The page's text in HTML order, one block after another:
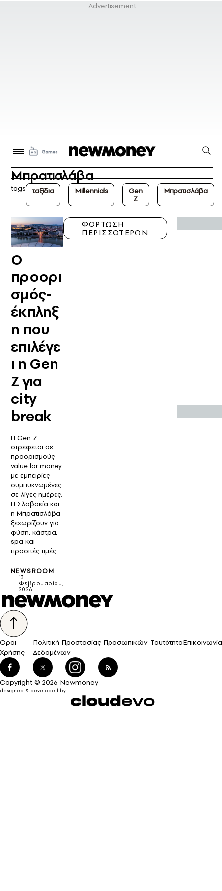
Μπρατισλάβα
tags ταξίδια Millennials
Gen
Z
Μπρατισλάβα
Ο
προορι
σμός-
έκπληξ
η που
επιλέγε
ι η Gen
Z για
city
break
Η Gen Z
στρέφεται σε
προορισμούς
value for money
με εμπειρίες
συμπυκνωμένες
σε λίγες ημέρες.
Η Σλοβακία και
η Μπρατισλάβα
ξεχωρίζουν για
φύση, κάστρα,
spa και
προσιτές τιμές
NEWSROOM
13
Φεβρουαρίου,
2026
ΦΟΡΤΩΣΗ
ΠΕΡΙΣΣΟΤΕΡΩΝ
Όροι
Χρήσης
Πολιτική Προστασίας Προσωπικών
Δεδομένων
ΤαυτότηταΕπικοινωνία
Copyright © 2026 Newmoney
designed & developed by